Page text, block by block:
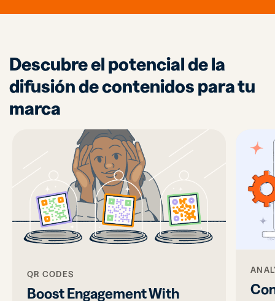
Descubre el potencial de la
difusión de contenidos para tu
marca
QR CODES
Boost Engagement With